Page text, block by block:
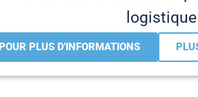
POUR PLUS D'INFORMATIONS